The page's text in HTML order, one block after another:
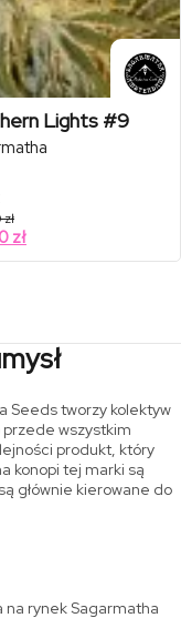
Lights #9
zł
zł
Seeds tworzy kolektyw
przede wszystkim
produkt, który
konopi tej marki są
głównie kierowane do
na rynek Sagarmatha